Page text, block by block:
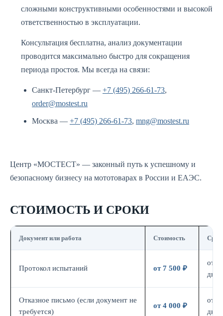
сложными конструктивными особенностями и высокой
ответственностью в эксплуатации.
Консультация бесплатна, анализ документации
проводится максимально быстро для сокращения
периода простоя. Мы всегда на связи:
Санкт-Петербург — +7 (495) 266-61-73,
order@mostest.ru
Москва — +7 (495) 266-61-73, mng@mostest.ru
Центр «МОСТЕСТ» — законный путь к успешному и
безопасному бизнесу на мототоварах в России и ЕАЭС.
СТОИМОСТЬ И СРОКИ
Документ или работа Стоимость Срок
Протокол испытаний от 7 500 ₽
от 7
дн.
Отказное письмо (если документ не
требуется)
от 4 000 ₽
от 3
дн.